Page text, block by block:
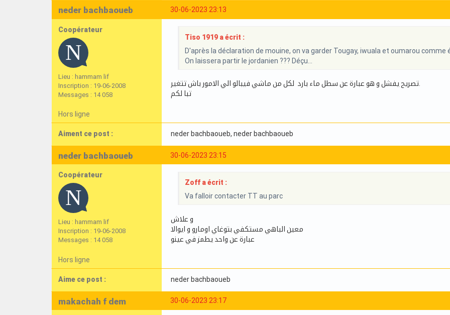
30-06-2023 23:13
neder bachbaoueb
Coopérateur
Lieu : hammam lif
Inscription : 19-06-2008
Messages : 14 058
Tiso 1919 a écrit :
D'après la déclaration de mouine, on va garder Tougay, iwuala et oumarou comme
On laissera partir le jordanien ??? Déçu...
تبا لكم
Hors ligne
Aiment ce post : neder bachbaoueb, neder bachbaoueb
30-06-2023 23:15
neder bachbaoueb
Coopérateur
Lieu : hammam lif
Inscription : 19-06-2008
Messages : 14 058
Zoff a écrit :
Va falloir contacter TT au parc
و علاش
معين الباهي مستكفي بتوغاي اومارو و ايوالا
عبارة عن واحد يطمز في عينو
Hors ligne
Aime ce post : neder bachbaoueb
30-06-2023 23:17
makachah f dem